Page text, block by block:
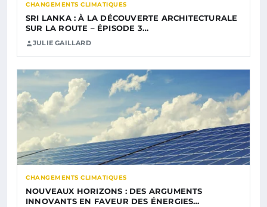
CHANGEMENTS CLIMATIQUES
SRI LANKA : À LA DÉCOUVERTE ARCHITECTURALE
SUR LA ROUTE – ÉPISODE 3…
JULIE GAILLARD
CHANGEMENTS CLIMATIQUES
NOUVEAUX HORIZONS : DES ARGUMENTS
INNOVANTS EN FAVEUR DES ÉNERGIES…